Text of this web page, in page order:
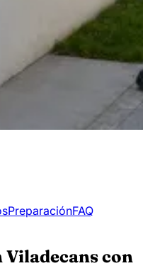
PreparaciónFAQ
Viladecans con